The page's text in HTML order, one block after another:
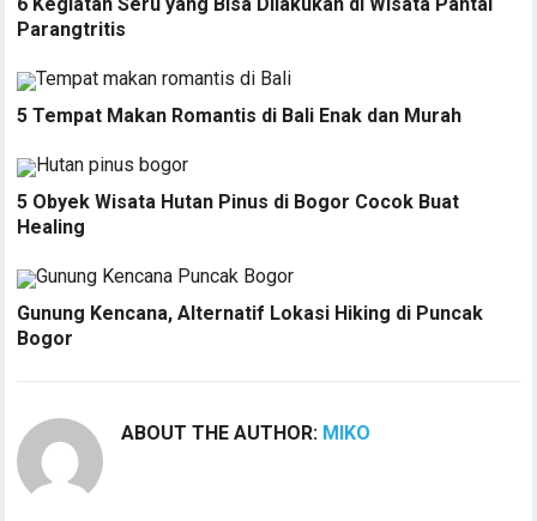
Parangtritis
5 Tempat Makan Romantis di Bali Enak dan Murah
5 Obyek Wisata Hutan Pinus di Bogor Cocok Buat
Healing
Gunung Kencana, Alternatif Lokasi Hiking di Puncak
Bogor
ABOUT THE AUTHOR: MIKO